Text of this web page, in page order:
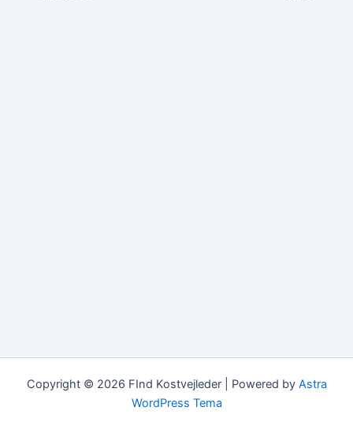
Copyright © 2026 FInd Kostvejleder | Powered by Astra
WordPress Tema